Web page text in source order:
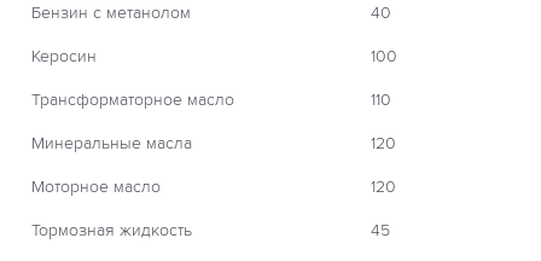
Бензин с метанолом 40
Керосин 100
Трансформаторное масло 110
Минеральные масла 120
Моторное масло 120
Тормозная жидкость 45